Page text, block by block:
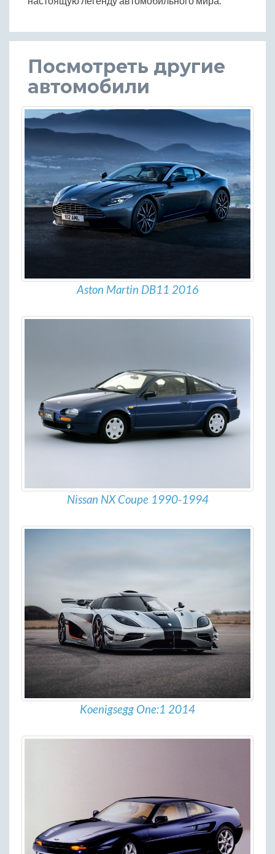
Посмотреть другие
автомобили
Aston Martin DB11 2016
Nissan NX Coupe 1990-1994
Koenigsegg One:1 2014